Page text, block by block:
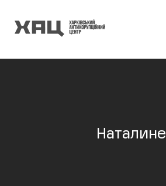
Наталине